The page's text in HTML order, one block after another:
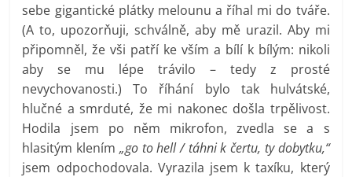
sebe gigantické plátky melounu a říhal mi do tváře.
(A to, upozorňuji, schválně, aby mě urazil. Aby mi
připomněl, že vši patří ke vším a bílí k bílým: nikoli
aby se mu lépe trávilo – tedy z prosté
nevychovanosti.) To říhání bylo tak hulvátské,
hlučné a smrduté, že mi nakonec došla trpělivost.
Hodila jsem po něm mikrofon, zvedla se a s
hlasitým klením „go to hell / táhni k čertu, ty dobytku,“
jsem odpochodovala. Vyrazila jsem k taxíku, který